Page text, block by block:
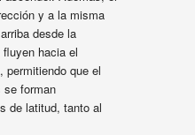
y a la misma
desde la
hacia el
permitiendo que el
se forman
de latitud, tanto al